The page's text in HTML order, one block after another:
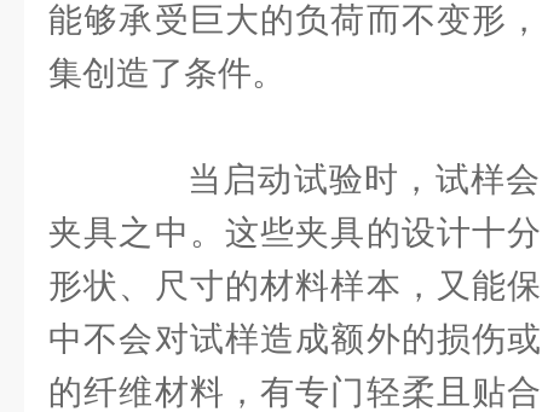
能够承受巨大的负荷而不变形
集创造了条件。
当启动试验时，试样会
夹具之中。这些夹具的设计十
形状、尺寸的材料样本，又能
中不会对试样造成额外的损伤
的纤维材料，有专门轻柔且贴